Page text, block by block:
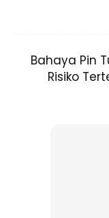
Bahaya Pin
Risiko